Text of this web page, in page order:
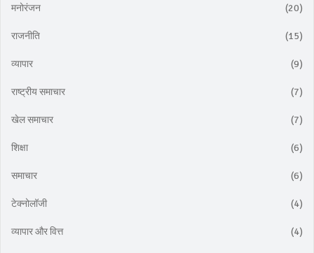
मनोरंजन (20)
राजनीति (15)
व्यापार (9)
राष्ट्रीय समाचार (7)
खेल समाचार (7)
शिक्षा (6)
समाचार (6)
टेक्नोलॉजी (4)
व्यापार और वित्त (4)